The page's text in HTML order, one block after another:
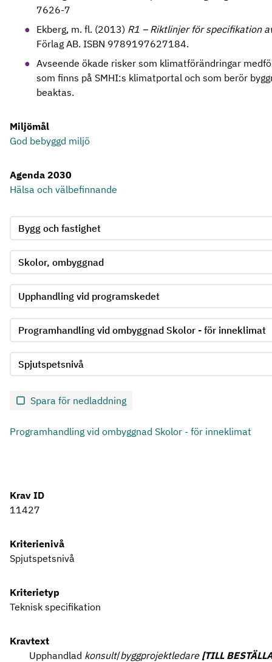
7626-7
Ekberg, m. fl. (2013) R1 – Riktlinjer för specifikation
Förlag AB. ISBN 9789197627184.
Avseende ökade risker som klimatförändringar
som finns på SMHI:s klimatportal och som berör
beaktas.
Miljömål
God bebyggd miljö
Agenda 2030
Hälsa och välbefinnande
Jämför kriterie 3, formuläret skickas in automatiskt när
Välj område för kriterie 3
Välj produktgrupp för kriterie 3
Välj undergrupp för kriterie 3
Välj krav för kriterie 3
Välj kravnivå för kriterie 3
Spara för nedladdning
Programhandling vid ombyggnad Skolor - för inneklimat
Krav ID
11427
Kriterienivå
Spjutspetsnivå
Kriterietyp
Teknisk specifikation
Kravtext
Upphandlad konsult/byggprojektledare [TILL